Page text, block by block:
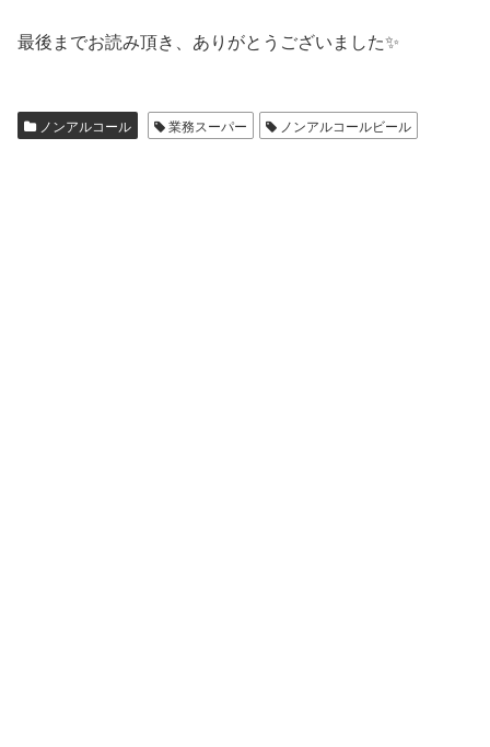
最後までお読み頂き、ありがとうございました✨
ノンアルコール 業務スーパー ノンアルコールビール